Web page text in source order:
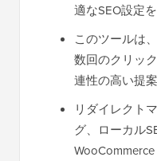
適なSEO設定
このツールは
数回のクリッ
連性の高い提
リダイレクト
グ、ローカル